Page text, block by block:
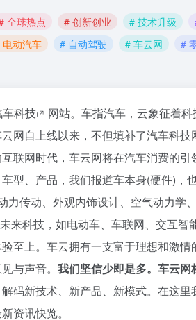
全球热点 # 创新创业 # 技术升级
电动汽车 # 自动驾驶 # 车云网 #
车科技
网站。车指汽车，云象征着
网自上线以来，不但填补了汽车科
联网时代，车云网将在汽车消费
型、产品，我们报道车本身(硬件)
力传动、外观内饰设计、空气动力
来科技，如电动车、车联网、交互
至上。车云拥有一支富于理想和激
与声音。 我们坚信少即是多。车云网
新技术、新产品、新模式。在这
讯快览。